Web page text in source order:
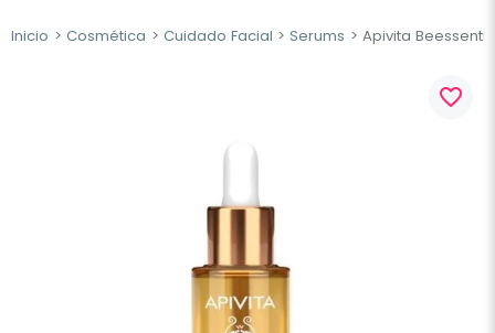
Inicio Cosmética Cuidado Facial Serums Apivita
favorite_border